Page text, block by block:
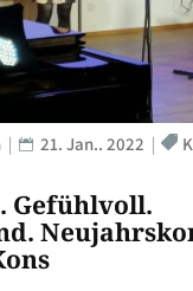
Gefühlvoll.
21. Jan.. 2022